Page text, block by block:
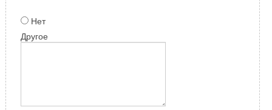
Нет
Другое